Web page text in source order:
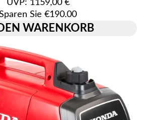
UVP: 1159,00 €
Sie €190.00
WARENKORB